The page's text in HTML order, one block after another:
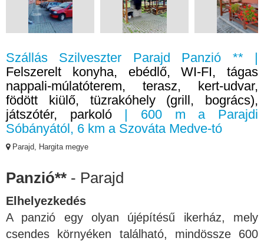
Szállás Szilveszter Parajd Panzió ** |
Felszerelt konyha, ebédlő, WI-FI, tágas
nappali-múlatóterem, terasz, kert-udvar,
födött kiülő, tüzrakóhely (grill, bogrács),
játszótér, parkoló| 600 m a Parajdi
Sóbányától, 6 km a Szováta Medve-tó
Parajd, Hargita megye
Panzió** - Parajd
Elhelyezkedés
A panzió egy olyan újépítésű ikerház, mely
csendes környéken található, mindössze 600